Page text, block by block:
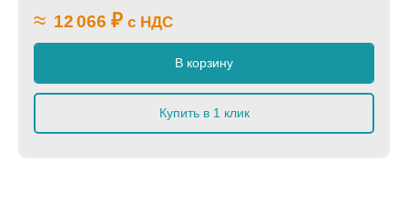
≈ 12 066 ₽ с НДС
В корзину
Купить в 1 клик